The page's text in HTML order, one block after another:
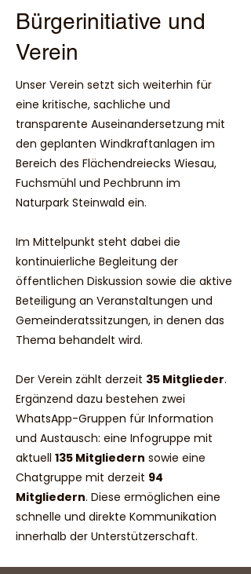
Bürgerinitiative und
Verein
Unser Verein setzt sich weiterhin für
eine kritische, sachliche und
transparente Auseinandersetzung mit
den geplanten Windkraftanlagen im
Bereich des Flächendreiecks Wiesau,
Fuchsmühl und Pechbrunn im
Naturpark Steinwald ein.
Im Mittelpunkt steht dabei die
kontinuierliche Begleitung der
öffentlichen Diskussion sowie die aktive
Beteiligung an Veranstaltungen und
Gemeinderatssitzungen, in denen das
Thema behandelt wird.
Der Verein zählt derzeit 35 Mitglieder.
Ergänzend dazu bestehen zwei
WhatsApp-Gruppen für Information
und Austausch: eine Infogruppe mit
aktuell 135 Mitgliedern sowie eine
Chatgruppe mit derzeit 94
Mitgliedern. Diese ermöglichen eine
schnelle und direkte Kommunikation
innerhalb der Unterstützerschaft.